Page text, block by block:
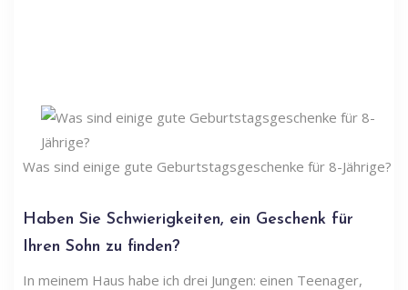
Was sind einige gute Geburtstagsgeschenke für 8-Jährige?
Haben Sie Schwierigkeiten, ein Geschenk für
Ihren Sohn zu finden?
In meinem Haus habe ich drei Jungen: einen Teenager,